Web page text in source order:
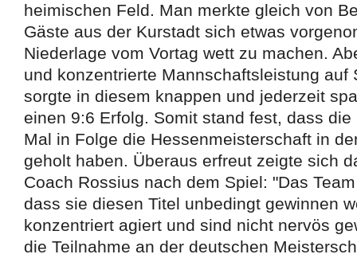
heimischen Feld. Man merkte gleich von
Gäste aus der Kurstadt sich etwas
Niederlage vom Vortag wett zu machen.
und konzentrierte Mannschaftsleistung auf
sorgte in diesem knappen und jederzeit
einen 9:6 Erfolg. Somit stand fest, dass
Mal in Folge die Hessenmeisterschaft in
geholt haben. Überaus erfreut zeigte sich
Coach Rossius nach dem Spiel: "Das
dass sie diesen Titel unbedingt gewinnen
konzentriert agiert und sind nicht nervös
die Teilnahme an der deutschen